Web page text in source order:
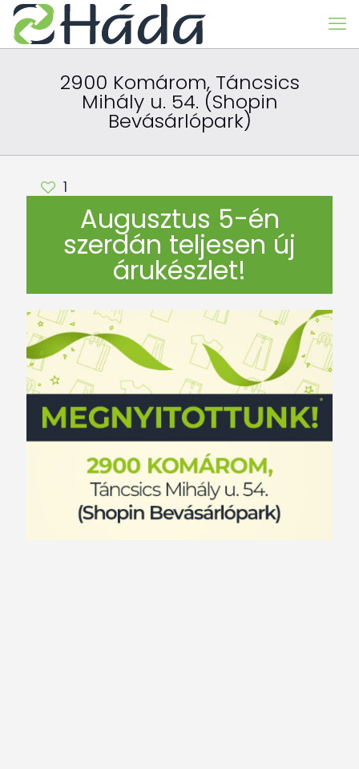
2900 Komárom, Táncsics
Mihály u. 54. (Shopin
Bevásárlópark)
1
Augusztus 5-én
szerdán teljesen új
árukészlet!